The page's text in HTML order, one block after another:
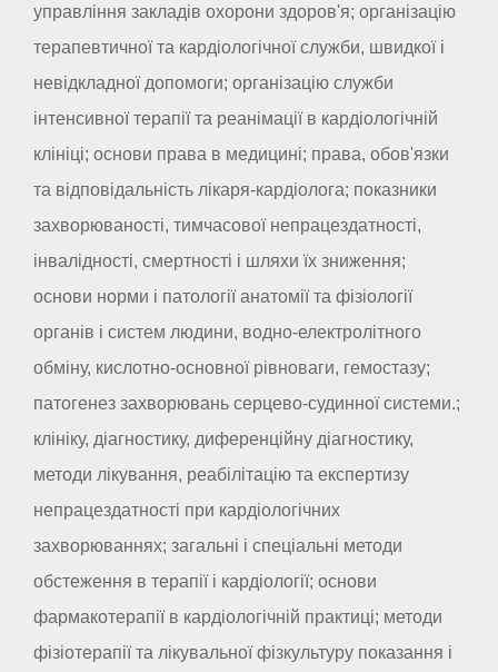
управління закладів охорони здоров'я; організацію
терапевтичної та кардіологічної служби, швидкої і
невідкладної допомоги; організацію служби
інтенсивної терапії та реанімації в кардіологічній
клініці; основи права в медицині; права, обов'язки
та відповідальність лікаря-кардіолога; показники
захворюваності, тимчасової непрацездатності,
інвалідності, смертності і шляхи їх зниження;
основи норми і патології анатомії та фізіології
органів і систем людини, водно-електролітного
обміну, кислотно-основної рівноваги, гемостазу;
патогенез захворювань серцево-судинної системи.;
клініку, діагностику, диференційну діагностику,
методи лікування, реабілітацію та експертизу
непрацездатності при кардіологічних
захворюваннях; загальні і спеціальні методи
обстеження в терапії і кардіології; основи
фармакотерапії в кардіологічній практиці; методи
фізіотерапії та лікувальної фізкультуру показання і